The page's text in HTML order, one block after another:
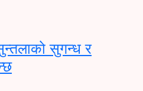
सुगन्ध र